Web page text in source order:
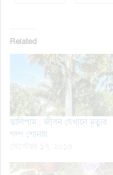
Related
তালিপাম : জীবন যেখানে মৃত্যুর
গল্প শোনায়